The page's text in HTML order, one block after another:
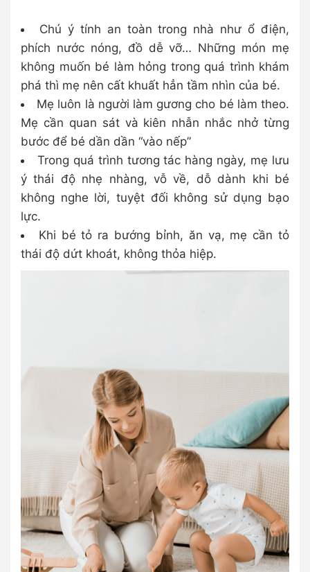
Chú ý tính an toàn trong nhà như ổ điện,
phích nước nóng, đồ dễ vỡ… Những món mẹ
không muốn bé làm hỏng trong quá trình khám
phá thì mẹ nên cất khuất hẳn tầm nhìn của bé.
Mẹ luôn là người làm gương cho bé làm theo.
Mẹ cần quan sát và kiên nhẫn nhắc nhở từng
bước để bé dần dần “vào nếp”
Trong quá trình tương tác hàng ngày, mẹ lưu
ý thái độ nhẹ nhàng, vỗ về, dỗ dành khi bé
không nghe lời, tuyệt đối không sử dụng bạo
lực.
Khi bé tỏ ra bướng bỉnh, ăn vạ, mẹ cần tỏ
thái độ dứt khoát, không thỏa hiệp.